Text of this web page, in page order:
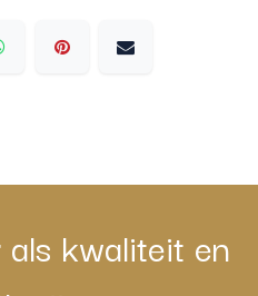
kwaliteit en